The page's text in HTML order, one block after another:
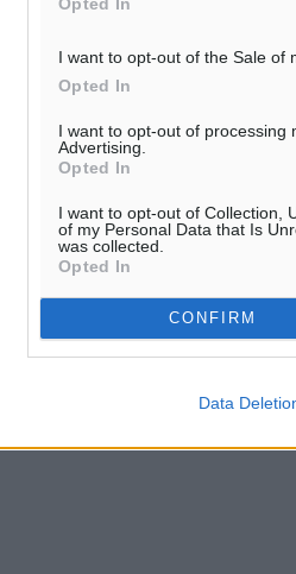
I want to opt-out of the Sale of
Opted In
I want to opt-out of processing
Advertising.
Opted In
I want to opt-out of Collection,
of my Personal Data that Is
was collected.
Opted In
CONFIRM
Data
φορά.